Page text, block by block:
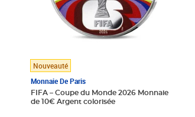
Nouveauté
Monnaie De Paris
FIFA – Coupe du Monde 2026 Monnaie
de 10€ Argent colorisée